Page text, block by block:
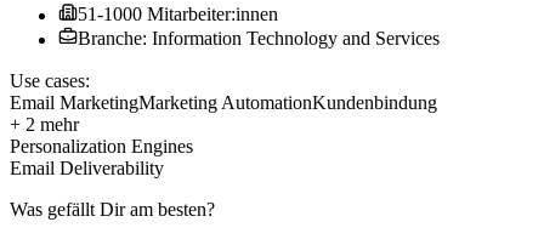
51-1000 Mitarbeiter:innen
Branche: Information Technology and Services
Use cases:
Email MarketingMarketing AutomationKundenbindung
+ 2 mehr
Personalization Engines
Email Deliverability
Was gefällt Dir am besten?